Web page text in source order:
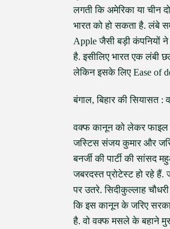
लगती कि अमेरिका या चीन
भारत को हो सकता है. लंबे
Apple जैसी बड़ी कंपनियों
है. इसीलिए भारत एक लंबी
लेकिन इसके लिए Ease of
बंगाल, बिहार की सियासत
वक्फ कानून को लेकर फाइल
जस्टिस संजय कुमार और
बनर्जी की पार्टी की
जबरदस्त प्रोटेस्ट हो रहे हैं.
पर उतरे. सिदीकुल्लाह
कि इस कानून के जरिए
है. वो वक्फ मसले के बहाने